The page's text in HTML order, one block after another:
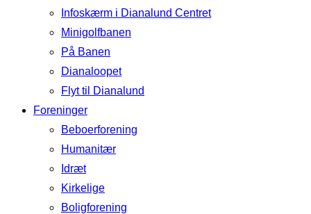
Infoskærm i Dianalund Centret
Minigolfbanen
På Banen
Dianaloopet
Flyt til Dianalund
Foreninger
Beboerforening
Humanitær
Idræt
Kirkelige
Boligforening